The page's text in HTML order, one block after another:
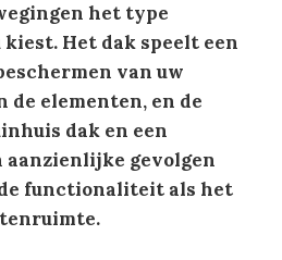
het type
Het dak speelt een
van uw
de elementen, en de
dak en een
aanzienlijke gevolgen
functionaliteit als het